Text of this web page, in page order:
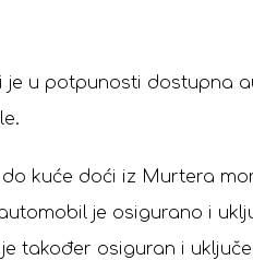
je u potpunosti dostupna
do kuće doći iz Murtera
je osigurano i
također osiguran i